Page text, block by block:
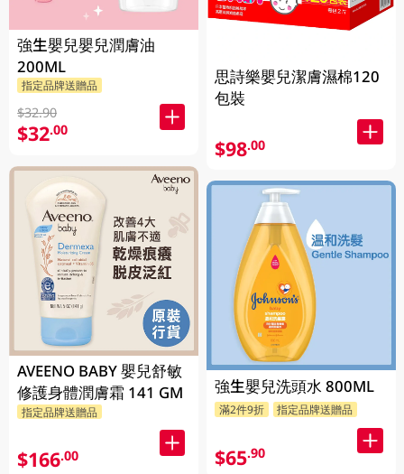
強生嬰兒嬰兒潤膚油
200ML
指定品牌送贈品
$32.90
$32.00
AVEENO BABY 嬰兒舒敏
修護身體潤膚霜 141 GM
指定品牌送贈品
$166.00
思詩樂嬰兒潔膚濕棉120
包裝
$98.00
強生嬰兒洗頭水 800ML
滿2件9折 指定品牌送贈品
$65.90